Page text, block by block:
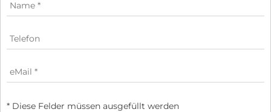
* Diese Felder müssen ausgefüllt werden